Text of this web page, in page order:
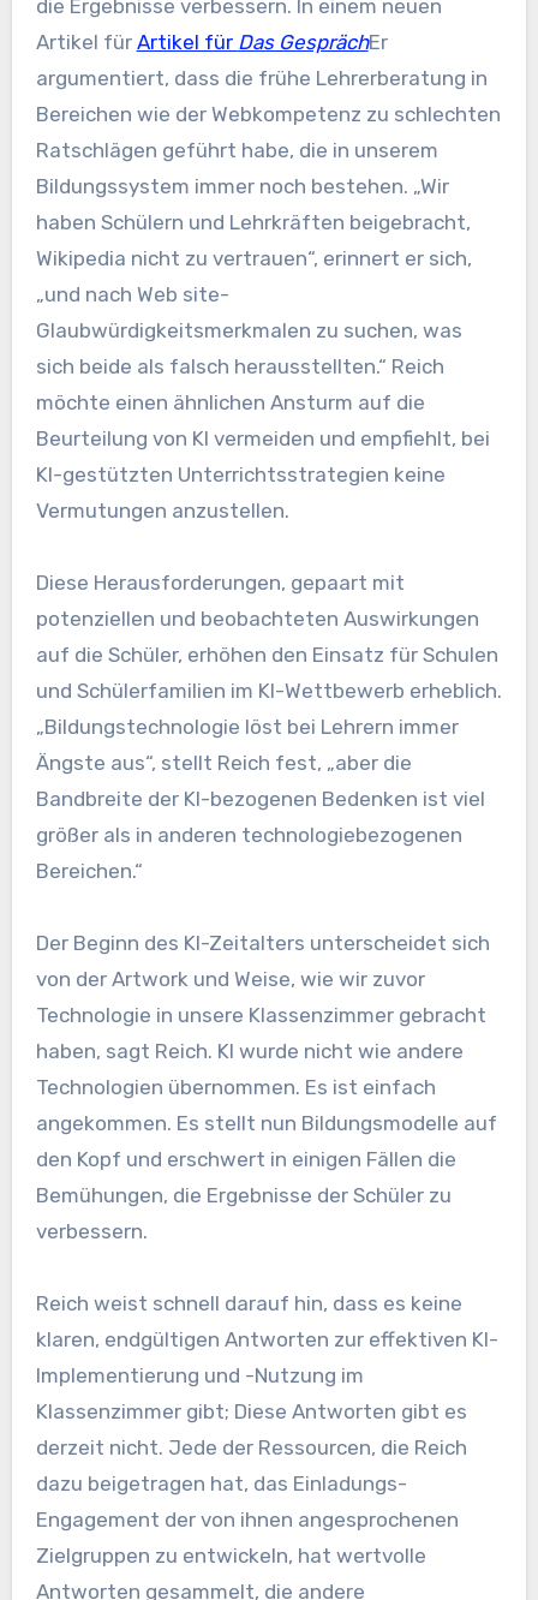
die Ergebnisse verbessern. In einem neuen
Artikel für Artikel für Das GesprächEr
argumentiert, dass die frühe Lehrerberatung in
Bereichen wie der Webkompetenz zu schlechten
Ratschlägen geführt habe, die in unserem
Bildungssystem immer noch bestehen. „Wir
haben Schülern und Lehrkräften beigebracht,
Wikipedia nicht zu vertrauen“, erinnert er sich,
„und nach Web site-
Glaubwürdigkeitsmerkmalen zu suchen, was
sich beide als falsch herausstellten.“ Reich
möchte einen ähnlichen Ansturm auf die
Beurteilung von KI vermeiden und empfiehlt, bei
KI-gestützten Unterrichtsstrategien keine
Vermutungen anzustellen.
Diese Herausforderungen, gepaart mit
potenziellen und beobachteten Auswirkungen
auf die Schüler, erhöhen den Einsatz für Schulen
und Schülerfamilien im KI-Wettbewerb erheblich.
„Bildungstechnologie löst bei Lehrern immer
Ängste aus“, stellt Reich fest, „aber die
Bandbreite der KI-bezogenen Bedenken ist viel
größer als in anderen technologiebezogenen
Bereichen.“
Der Beginn des KI-Zeitalters unterscheidet sich
von der Artwork und Weise, wie wir zuvor
Technologie in unsere Klassenzimmer gebracht
haben, sagt Reich. KI wurde nicht wie andere
Technologien übernommen. Es ist einfach
angekommen. Es stellt nun Bildungsmodelle auf
den Kopf und erschwert in einigen Fällen die
Bemühungen, die Ergebnisse der Schüler zu
verbessern.
Reich weist schnell darauf hin, dass es keine
klaren, endgültigen Antworten zur effektiven KI-
Implementierung und -Nutzung im
Klassenzimmer gibt; Diese Antworten gibt es
derzeit nicht. Jede der Ressourcen, die Reich
dazu beigetragen hat, das Einladungs-
Engagement der von ihnen angesprochenen
Zielgruppen zu entwickeln, hat wertvolle
Antworten gesammelt, die andere